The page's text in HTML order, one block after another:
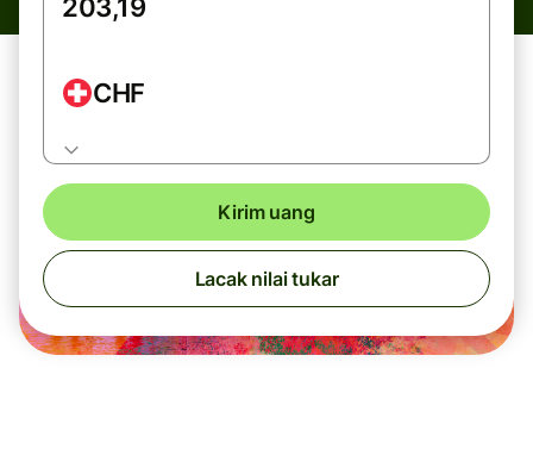
CHF
Kirim uang
Lacak nilai tukar